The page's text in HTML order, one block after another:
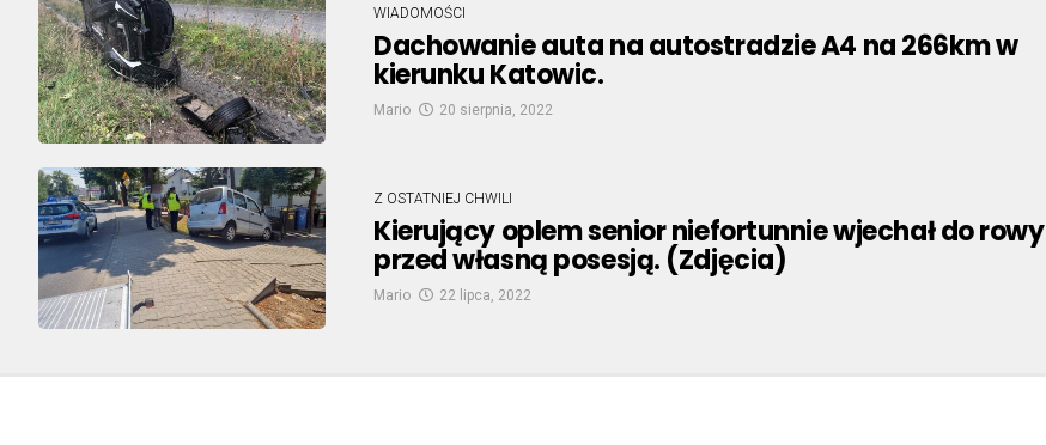
WIADOMOŚCI
Dachowanie auta na autostradzie A4 na 266km w
kierunku Katowic.
Mario 20 sierpnia, 2022
Z OSTATNIEJ CHWILI
Kierujący oplem senior niefortunnie wjechał do rowy
przed własną posesją. (Zdjęcia)
Mario 22 lipca, 2022